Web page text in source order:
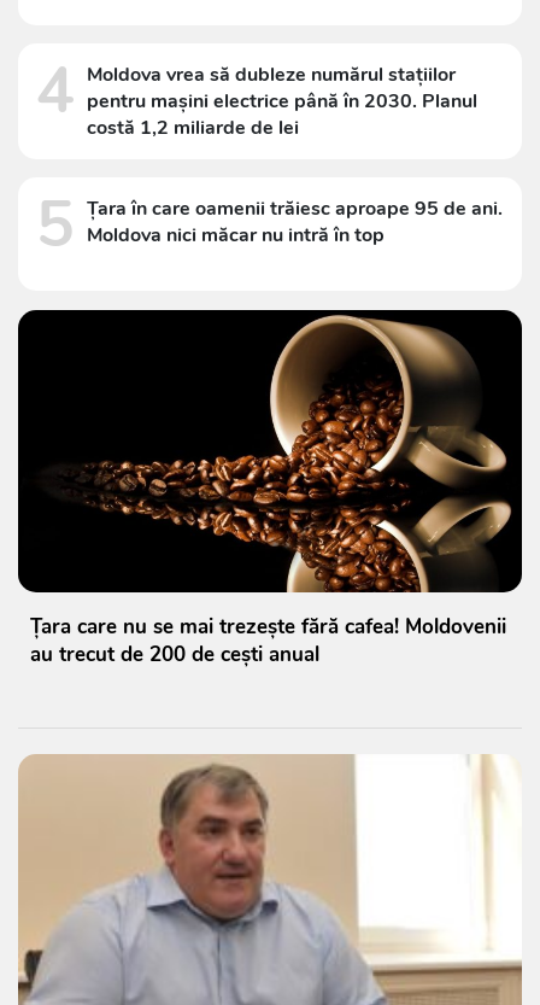
4 Moldova vrea să dubleze numărul stațiilor
pentru mașini electrice până în 2030. Planul
costă 1,2 miliarde de lei
5 Țara în care oamenii trăiesc aproape 95 de ani.
Moldova nici măcar nu intră în top
Țara care nu se mai trezește fără cafea! Moldovenii
au trecut de 200 de cești anual